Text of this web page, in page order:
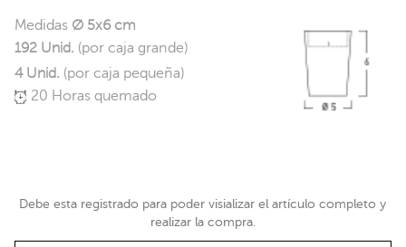
Medidas Ø 5x6 cm
192 Unid. (por caja grande)
4 Unid. (por caja pequeña)
20 Horas quemado
Debe esta registrado para poder visializar el artículo completo y
realizar la compra.